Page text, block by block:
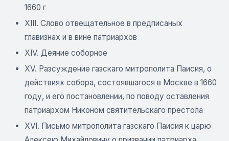
1660 г
XIII. Слово отвещательное в предписаных
главизнах и в вине патриархов
XIV. Деяние соборное
XV. Разсуждение газскаго митрополита Паисия, о
действиях собора, состоявшагося в Москве в 1660
году, и его постановлении, по поводу оставления
патриархом Никоном святительскаго престола
XVI. Письмо митрополита газскаго Паисия к царю